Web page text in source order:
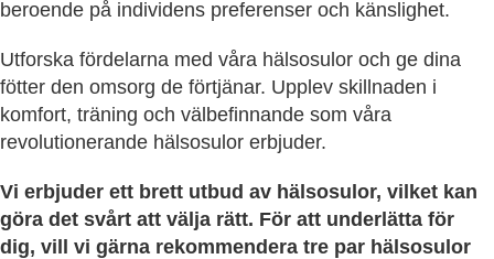
beroende på individens preferenser och känslighet.
Utforska fördelarna med våra hälsosulor och ge dina
fötter den omsorg de förtjänar. Upplev skillnaden i
komfort, träning och välbefinnande som våra
revolutionerande hälsosulor erbjuder.
Vi erbjuder ett brett utbud av hälsosulor, vilket kan
göra det svårt att välja rätt. För att underlätta för
dig, vill vi gärna rekommendera tre par hälsosulor